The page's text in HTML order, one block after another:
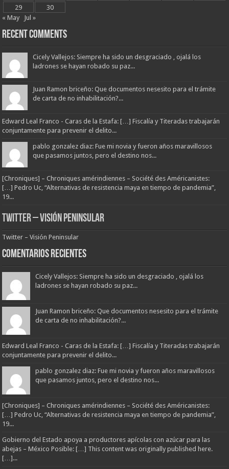
29
30
« May
Jul »
Recent Comments
Cicely Vallejos: Siempre ha sido un desgraciado , ojalá los
ladrones se hayan robado su paz...
Juan Ramon briceño: Que documentos nesesito para el trámite
de carta de no inhabilitación?...
Edward Leal Franco - Caras de la Estafa: […] Fiscalía y Titeradas trabajarán
conjuntamente para prevenir el delito...
pablo gonzalez diaz: Fue mi novia y fueron años maravillosos
que pasamos juntos, pero el destino nos...
[Chroniques] – Chroniques amérindiennes – Société des Américanistes:
[…] Pedro Uc, “Alternativas de resistencia maya en tiempo de pandemia”,
19...
Twitter – Visión Peninsular
Twitter – Visión Peninsular
Comentarios Recientes
Cicely Vallejos: Siempre ha sido un desgraciado , ojalá los
ladrones se hayan robado su paz...
Juan Ramon briceño: Que documentos nesesito para el trámite
de carta de no inhabilitación?...
Edward Leal Franco - Caras de la Estafa: […] Fiscalía y Titeradas trabajarán
conjuntamente para prevenir el delito...
pablo gonzalez diaz: Fue mi novia y fueron años maravillosos
que pasamos juntos, pero el destino nos...
[Chroniques] – Chroniques amérindiennes – Société des Américanistes:
[…] Pedro Uc, “Alternativas de resistencia maya en tiempo de pandemia”,
19...
Gobierno del Estado apoya a productores apícolas con azúcar para las
abejas – México Posible: […] This content was originally published here.
[…]...